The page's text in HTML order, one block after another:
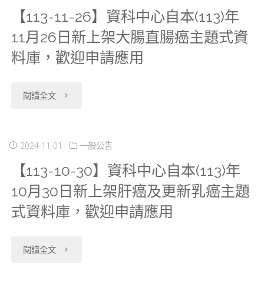
於
2025/1/15（三）
停
務"
配
合
本
部
行
高
壓
設
【113-11-26】資科中心自本(113)年
11月26日新上架大腸直腸癌主題式資
料庫，歡迎申請應用
閱讀全文 "【113-
26】
資
科
中
心
2024-11-01 一般公告
【113-10-30】資科中心自本(113)年
10月30日新上架肝癌及更新乳癌主題
式資料庫，歡迎申請應用
閱讀全文 "【113-